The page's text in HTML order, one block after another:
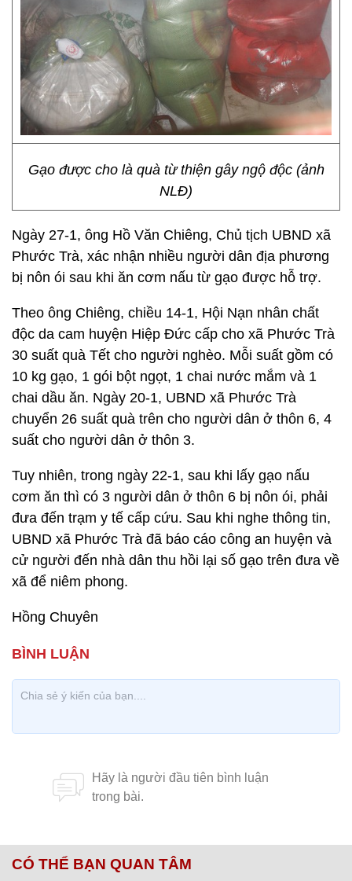
Gạo được cho là quà từ thiện gây ngộ độc (ảnh
NLĐ)
Ngày 27-1, ông Hồ Văn Chiêng, Chủ tịch UBND xã
Phước Trà, xác nhận nhiều người dân địa phương
bị nôn ói sau khi ăn cơm nấu từ gạo được hỗ trợ.
Theo ông Chiêng, chiều 14-1, Hội Nạn nhân chất
độc da cam huyện Hiệp Đức cấp cho xã Phước Trà
30 suất quà Tết cho người nghèo. Mỗi suất gồm có
10 kg gạo, 1 gói bột ngọt, 1 chai nước mắm và 1
chai dầu ăn. Ngày 20-1, UBND xã Phước Trà
chuyển 26 suất quà trên cho người dân ở thôn 6, 4
suất cho người dân ở thôn 3.
Tuy nhiên, trong ngày 22-1, sau khi lấy gạo nấu
cơm ăn thì có 3 người dân ở thôn 6 bị nôn ói, phải
đưa đến trạm y tế cấp cứu. Sau khi nghe thông tin,
UBND xã Phước Trà đã báo cáo công an huyện và
cử người đến nhà dân thu hồi lại số gạo trên đưa về
xã để niêm phong.
Hồng Chuyên
CÓ THỂ BẠN QUAN TÂM